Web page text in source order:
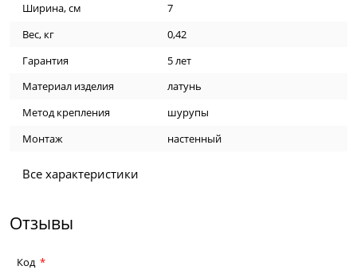
Ширина, см
7
Вес, кг
0,42
Гарантия
5 лет
Материал изделия
латунь
Метод крепления
шурупы
Монтаж
настенный
Все характеристики
Отзывы
Код